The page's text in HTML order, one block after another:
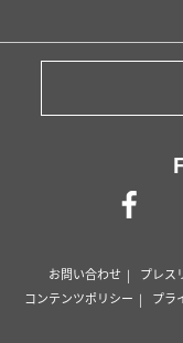
お問い合わせ プレス
コンテンツポリシー
プラ